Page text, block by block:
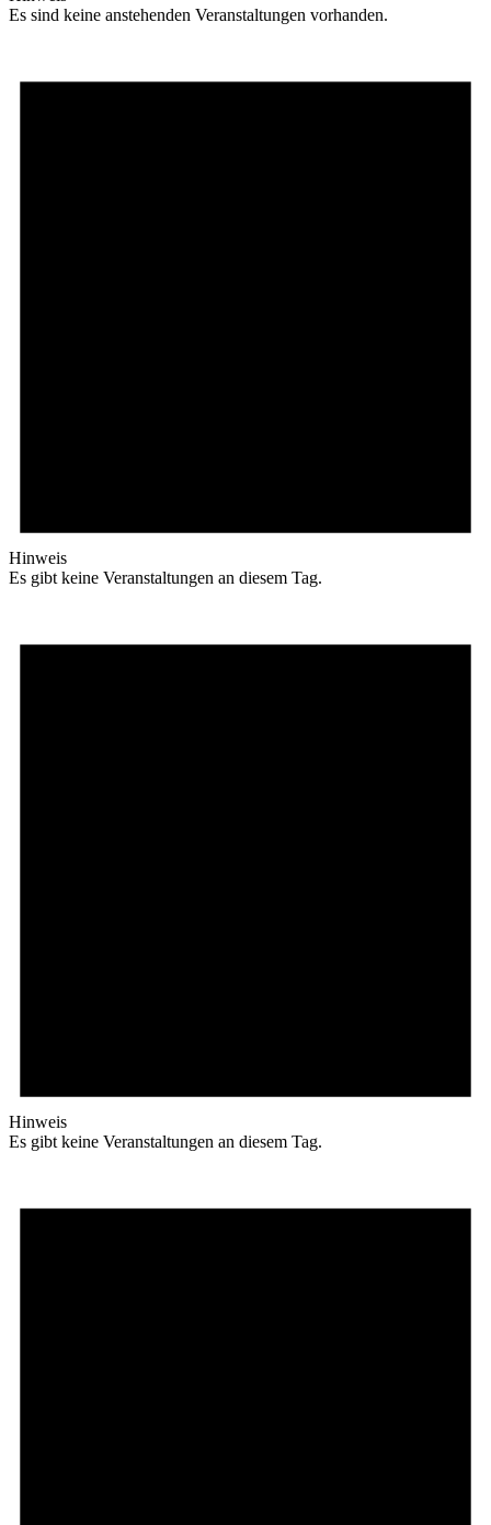
Es sind keine anstehenden Veranstaltungen vorhanden.
Hinweis
Es gibt keine Veranstaltungen an diesem Tag.
Hinweis
Es gibt keine Veranstaltungen an diesem Tag.